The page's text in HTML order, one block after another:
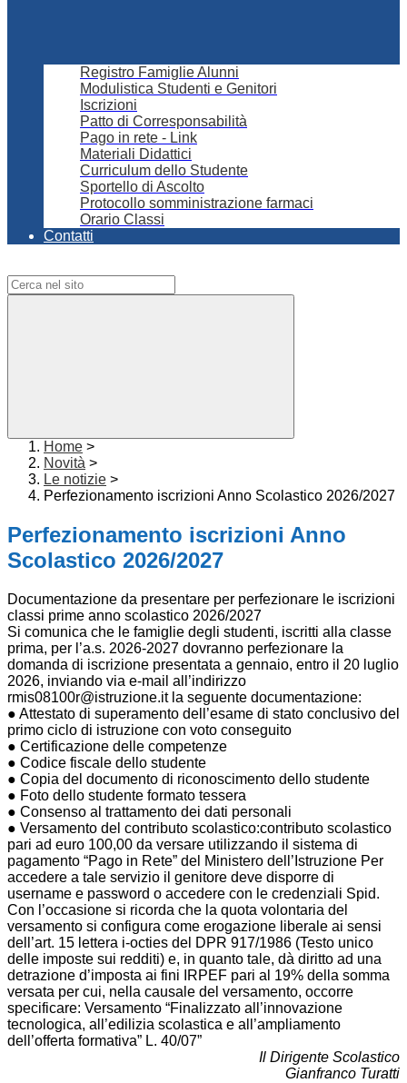
Registro Famiglie Alunni
Modulistica Studenti e Genitori
Iscrizioni
Patto di Corresponsabilità
Pago in rete - Link
Materiali Didattici
Curriculum dello Studente
Sportello di Ascolto
Protocollo somministrazione farmaci
Orario Classi
Contatti
Home >
Novità >
Le notizie >
Perfezionamento iscrizioni Anno Scolastico 2026/2027
Perfezionamento iscrizioni Anno
Scolastico 2026/2027
Documentazione da presentare per perfezionare le iscrizioni
classi prime anno scolastico 2026/2027
Si comunica che le famiglie degli studenti, iscritti alla classe
prima, per l’a.s. 2026-2027 dovranno perfezionare la
domanda di iscrizione presentata a gennaio, entro il 20 luglio
2026, inviando via e-mail all’indirizzo
rmis08100r@istruzione.it la seguente documentazione:
● Attestato di superamento dell’esame di stato conclusivo del
primo ciclo di istruzione con voto conseguito
● Certificazione delle competenze
● Codice fiscale dello studente
● Copia del documento di riconoscimento dello studente
● Foto dello studente formato tessera
● Consenso al trattamento dei dati personali
● Versamento del contributo scolastico:contributo scolastico
pari ad euro 100,00 da versare utilizzando il sistema di
pagamento “Pago in Rete” del Ministero dell’Istruzione Per
accedere a tale servizio il genitore deve disporre di
username e password o accedere con le credenziali Spid.
Con l’occasione si ricorda che la quota volontaria del
versamento si configura come erogazione liberale ai sensi
dell’art. 15 lettera i-octies del DPR 917/1986 (Testo unico
delle imposte sui redditi) e, in quanto tale, dà diritto ad una
detrazione d’imposta ai fini IRPEF pari al 19% della somma
versata per cui, nella causale del versamento, occorre
specificare: Versamento “Finalizzato all’innovazione
tecnologica, all’edilizia scolastica e all’ampliamento
dell’offerta formativa” L. 40/07”
Il Dirigente Scolastico
Gianfranco Turatti